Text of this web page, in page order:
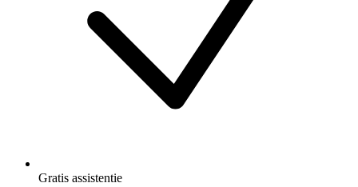
Gratis assistentie